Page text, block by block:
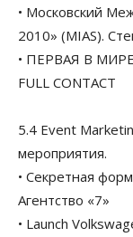
• Московский
2010» (MIAS).
• ПЕРВАЯ В
FULL CONTACT
5.4 Event
мероприятия.
• Секретная
Агентство «7»
• Launch